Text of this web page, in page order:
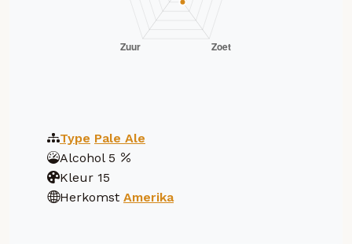
Type Pale Ale
Alcohol 5
Kleur 15
Herkomst Amerika